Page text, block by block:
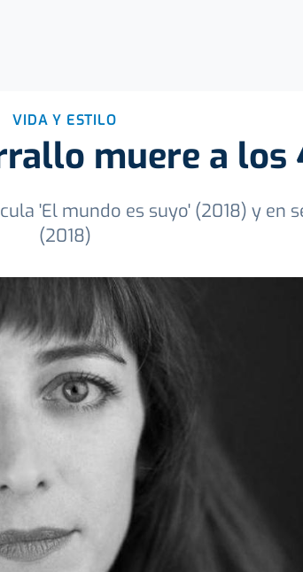
VIDA Y ESTILO
muere a los
'El mundo es suyo' (2018) y en
(2018)